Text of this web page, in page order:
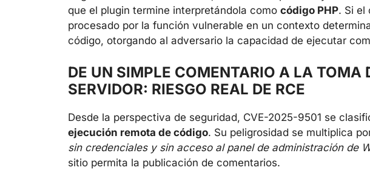
que el plugin termine interpretándola como código PHP. Si el
procesado por la función vulnerable en un contexto
código, otorgando al adversario la capacidad de ejecutar
DE UN SIMPLE COMENTARIO A LA TOMA
SERVIDOR: RIESGO REAL DE RCE
Desde la perspectiva de seguridad, CVE-2025-9501 se
ejecución remota de código. Su peligrosidad se multiplica
sin credenciales y sin acceso al panel de administración de
sitio permita la publicación de comentarios.